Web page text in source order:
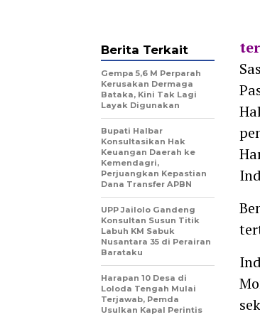
Berita Terkait
Gempa 5,6 M Perparah
Kerusakan Dermaga
Bataka, Kini Tak Lagi
Layak Digunakan
Bupati Halbar
Konsultasikan Hak
Keuangan Daerah ke
Kemendagri,
Perjuangkan Kepastian
Dana Transfer APBN
UPP Jailolo Gandeng
Konsultan Susun Titik
Labuh KM Sabuk
Nusantara 35 di Perairan
Barataku
Harapan 10 Desa di
Loloda Tengah Mulai
Terjawab, Pemda
Usulkan Kapal Perintis